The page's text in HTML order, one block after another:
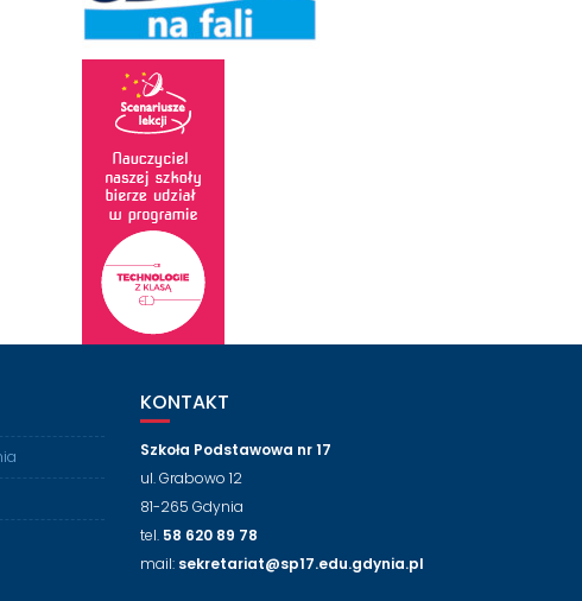
KONTAKT
Szkoła Podstawowa nr 17
ul. Grabowo 12
81-265 Gdynia
tel. 58 620 89 78
mail: sekretariat@sp17.edu.gdynia.pl